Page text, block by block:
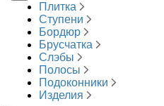
Плитка
Ступени
Бордюр
Брусчатка
Слэбы
Полосы
Подоконники
Изделия